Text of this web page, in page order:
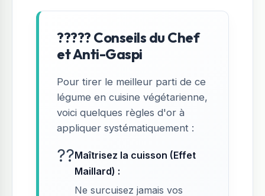
????? Conseils du Chef
et Anti-Gaspi
Pour tirer le meilleur parti de ce
légume en cuisine végétarienne,
voici quelques règles d'or à
appliquer systématiquement :
??Maîtrisez la cuisson (Effet
Maillard) :
Ne surcuisez jamais vos